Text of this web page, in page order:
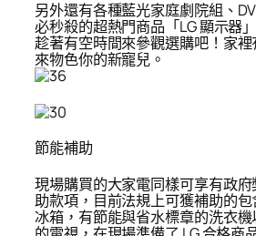
另外還有各種藍光家庭劇院組、
必秒殺的超熱門商品「LG 顯示器
趁著有空時間來參觀選購吧！家
來物色你的新寵兒。
節能補助
現場購買的大家電同樣可享有政
助款項，目前法規上可獲補助的
冰箱，有節能與省水標章的洗衣